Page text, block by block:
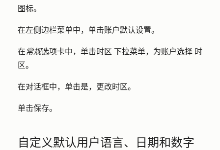
图标。
在左侧边栏菜单中，单击账户默认设置。
在常规选项卡中，单击时区 下拉菜单，为账户选择 时
区。
在对话框中，单击是，更改时区。
单击保存。
自定义默认用户语言、日期和数字